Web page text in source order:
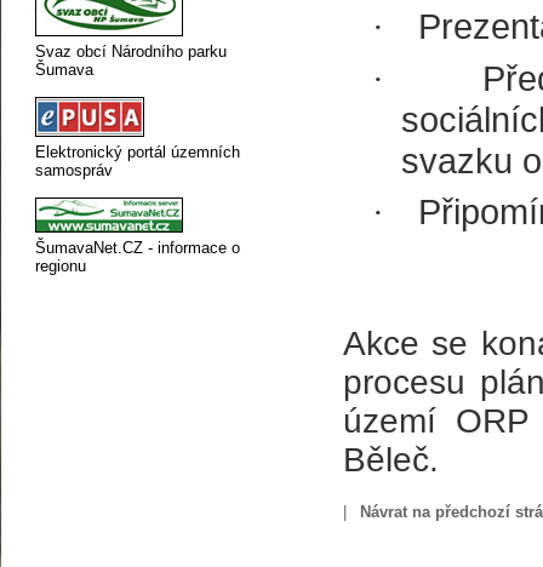
Svaz obcí Národního parku
Šumava
Elektronický portál územních
samospráv
ŠumavaNet.CZ - informace o
regionu
·
·
svazku
·
Akce se
procesu
území
Běleč.
| Návrat na předchozí